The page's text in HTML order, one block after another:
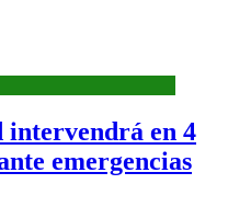
en 4
emergencias